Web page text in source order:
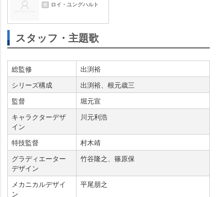
役 ロイ・ユングハルト
スタッフ・主題歌
総監修
出渕裕
シリーズ構成
出渕裕、根元歳三
監督
堀元宣
キャラクターデザ
イン
川元利浩
特技監督
村木靖
グラディエーター
デザイン
竹谷隆之、篠原保
メカニカルデザイ
ン
平尾朋之